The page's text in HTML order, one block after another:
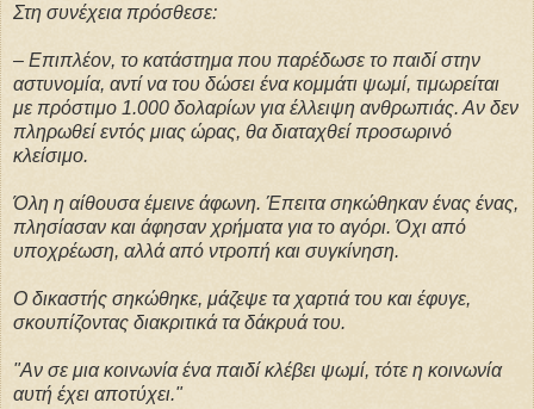
Στη συνέχεια πρόσθεσε:
– Επιπλέον, το κατάστημα που παρέδωσε το παιδί στην
αστυνομία, αντί να του δώσει ένα κομμάτι ψωμί, τιμωρείται
με πρόστιμο 1.000 δολαρίων για έλλειψη ανθρωπιάς. Αν δεν
πληρωθεί εντός μιας ώρας, θα διαταχθεί προσωρινό
κλείσιμο.
Όλη η αίθουσα έμεινε άφωνη. Έπειτα σηκώθηκαν ένας ένας,
πλησίασαν και άφησαν χρήματα για το αγόρι. Όχι από
υποχρέωση, αλλά από ντροπή και συγκίνηση.
Ο δικαστής σηκώθηκε, μάζεψε τα χαρτιά του και έφυγε,
σκουπίζοντας διακριτικά τα δάκρυά του.
"Αν σε μια κοινωνία ένα παιδί κλέβει ψωμί, τότε η κοινωνία
αυτή έχει αποτύχει."